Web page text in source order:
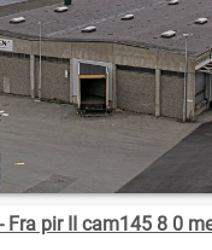
Fra pir II cam145 8 0